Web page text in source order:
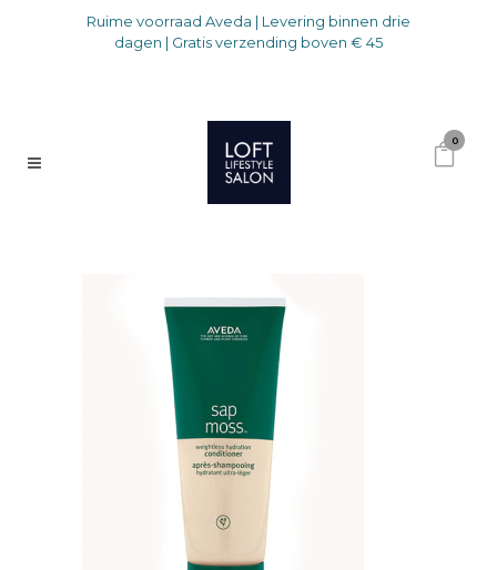
Ruime voorraad Aveda | Levering binnen drie
dagen | Gratis verzending boven € 45
0